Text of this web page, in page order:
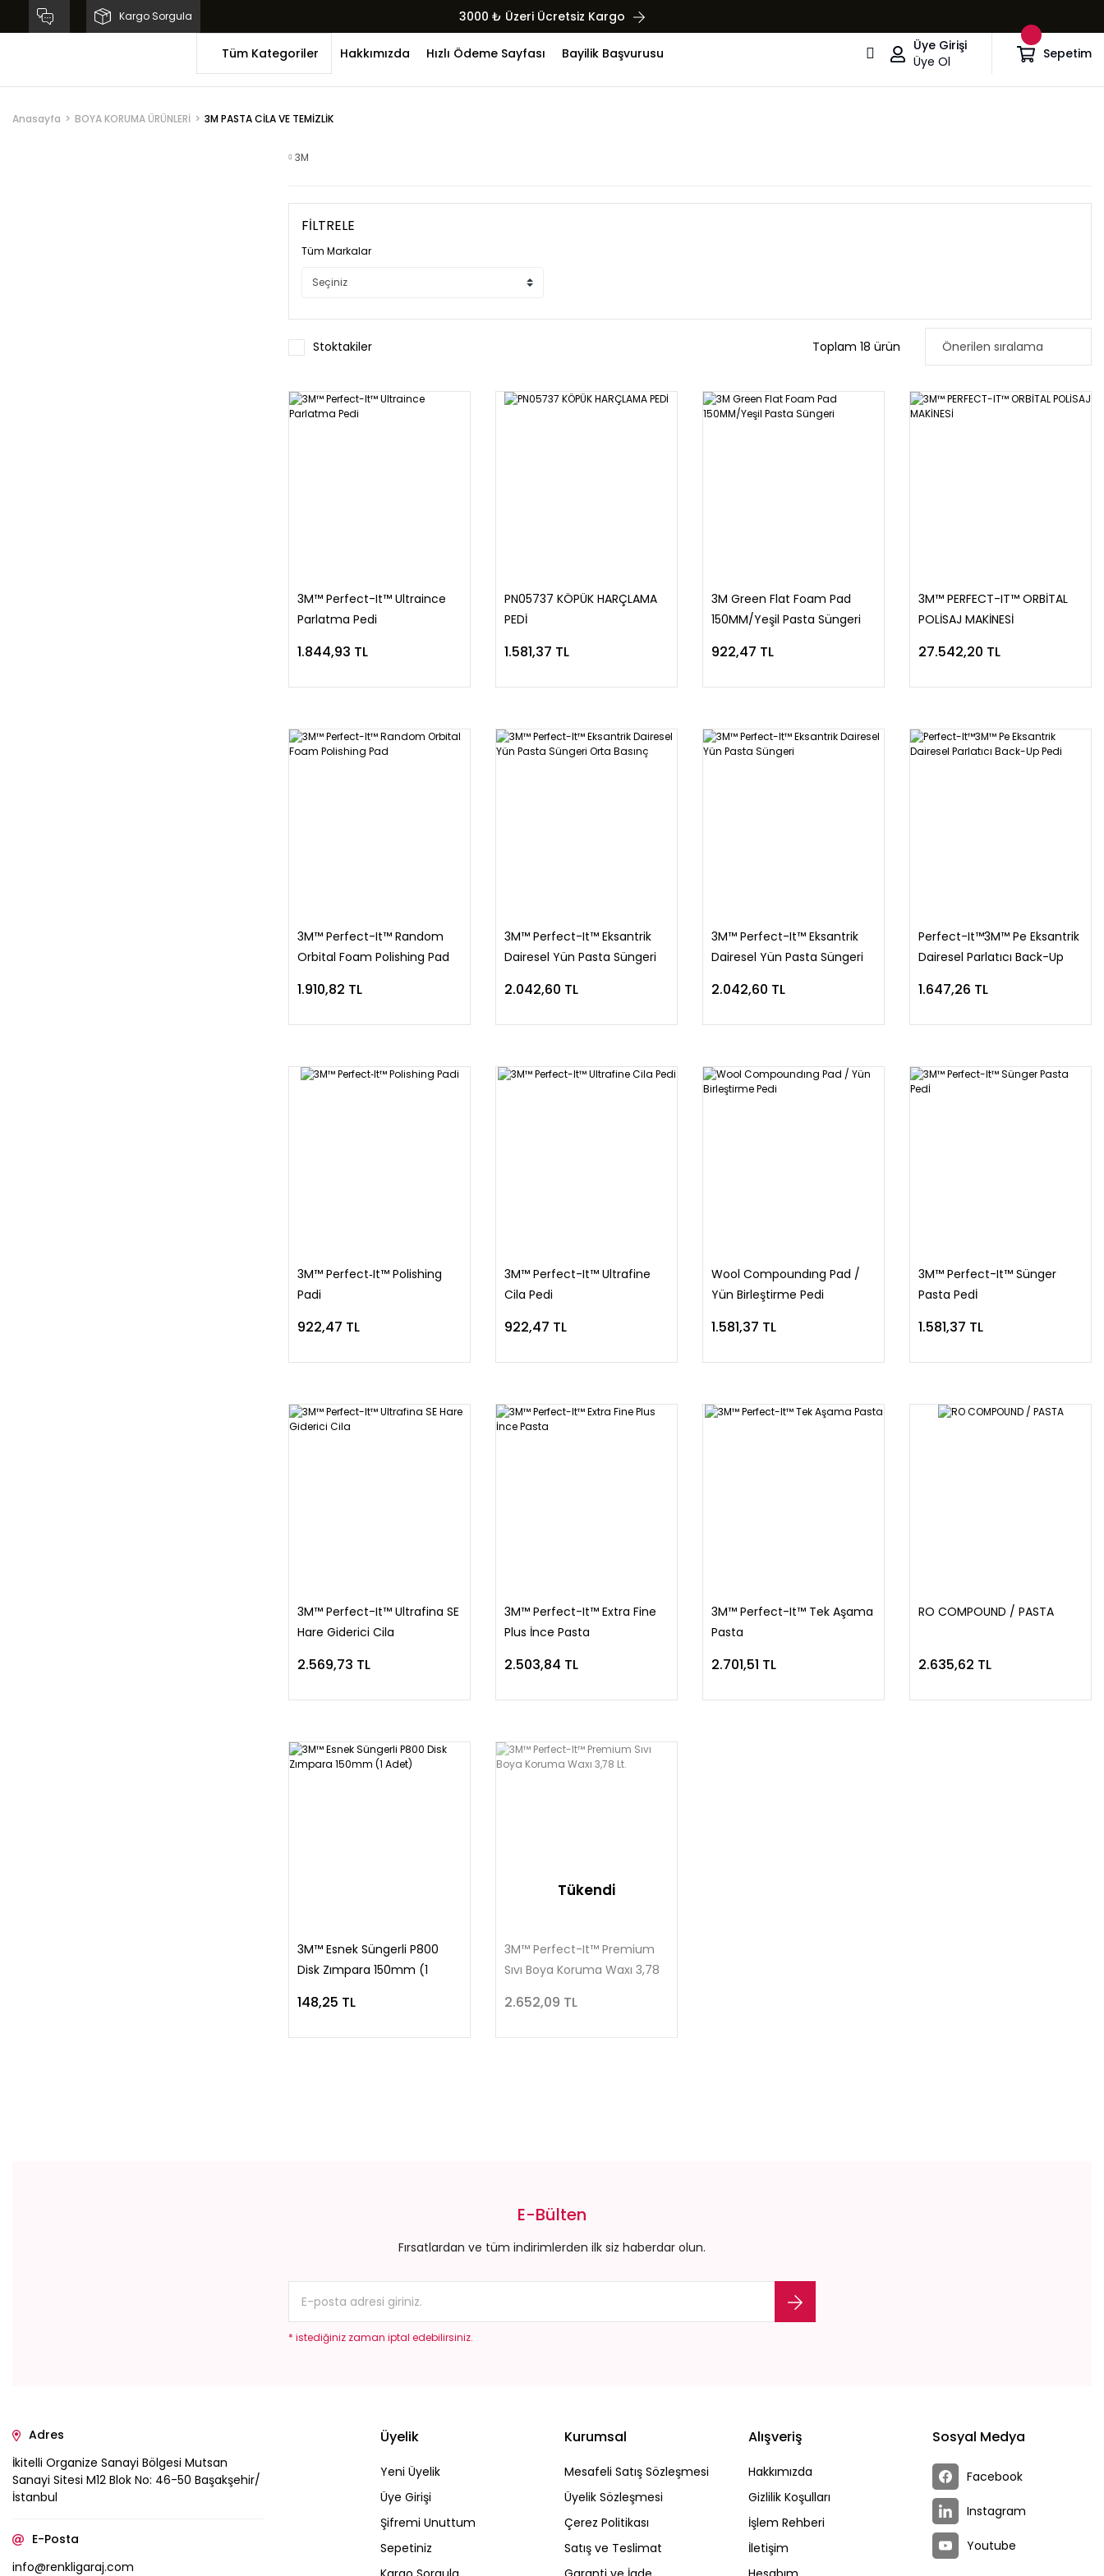
Kargo Sorgula 3000 ₺ Üzeri Ücretsiz Kargo
Tüm Kategoriler Hakkımızda Hızlı Ödeme Sayfası Bayilik Başvurusu
Üye Girişi
Üye Ol
Sepetim
Anasayfa BOYA KORUMA ÜRÜNLERİ 3M PASTA CİLA VE TEMİZLİK
3M
FİLTRELE
Tüm Markalar
Stoktakiler Toplam 18 ürün
3M™ Perfect-It™ Ultraince
Parlatma Pedi
1.844,93 TL
PN05737 KÖPÜK HARÇLAMA
PEDİ
1.581,37 TL
3M Green Flat Foam Pad
150MM/Yeşil Pasta Süngeri
922,47 TL
3M™ PERFECT-IT™ ORBİTAL
POLİSAJ MAKİNESİ
27.542,20 TL
3M™ Perfect-It™ Random
Orbital Foam Polishing Pad
1.910,82 TL
3M™ Perfect-It™ Eksantrik
Dairesel Yün Pasta Süngeri
2.042,60 TL
3M™ Perfect-It™ Eksantrik
Dairesel Yün Pasta Süngeri
2.042,60 TL
Perfect-It™3M™ Pe Eksantrik
Dairesel Parlatıcı Back-Up
1.647,26 TL
3M™ Perfect‐It™ Polishing
Padi
922,47 TL
3M™ Perfect-It™ Ultrafine
Cila Pedi
922,47 TL
Wool Compoundıng Pad /
Yün Birleştirme Pedi
1.581,37 TL
3M™ Perfect-It™ Sünger
Pasta Pedİ
1.581,37 TL
3M™ Perfect-It™ Ultrafina SE
Hare Giderici Cila
2.569,73 TL
3M™ Perfect-It™ Extra Fine
Plus İnce Pasta
2.503,84 TL
3M™ Perfect-It™ Tek Aşama
Pasta
2.701,51 TL
RO COMPOUND / PASTA
2.635,62 TL
3M™ Esnek Süngerli P800
Disk Zımpara 150mm (1
148,25 TL
Tükendi
3M™ Perfect-It™ Premium
Sıvı Boya Koruma Waxı 3,78
2.652,09 TL
E-Bülten
Fırsatlardan ve tüm indirimlerden ilk siz haberdar olun.
* istediğiniz zaman iptal edebilirsiniz.
Adres
İkitelli Organize Sanayi Bölgesi Mutsan
Sanayi Sitesi M12 Blok No: 46-50 Başakşehir/
İstanbul
E-Posta
info@renkligaraj.com
Üyelik
Yeni Üyelik
Üye Girişi
Şifremi Unuttum
Sepetiniz
Kurumsal
Mesafeli Satış Sözleşmesi
Üyelik Sözleşmesi
Çerez Politikası
Satış ve Teslimat
Alışveriş
Hakkımızda
Gizlilik Koşulları
İşlem Rehberi
İletişim
Sosyal Medya
Facebook
Instagram
Youtube